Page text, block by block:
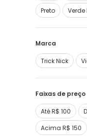
Preto
Verde
Marca
Trick Nick
Faixas de preço
Até R$ 100
Acima R$ 150